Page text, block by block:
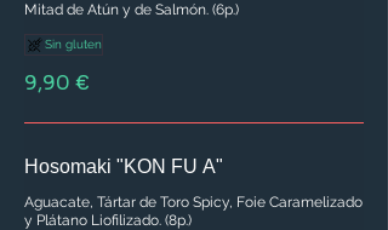
Mitad de Atún y de Salmón. (6p.)
9,90 €
Sin gluten
Hosomaki "KON FU A"
Aguacate, Tártar de Toro Spicy, Foie Caramelizado
y Plátano Liofilizado. (8p.)